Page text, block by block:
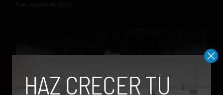
6 de agosto de 2026